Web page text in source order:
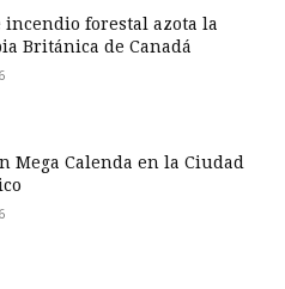
incendio forestal azota la
Británica de Canadá
Mega Calenda en la Ciudad